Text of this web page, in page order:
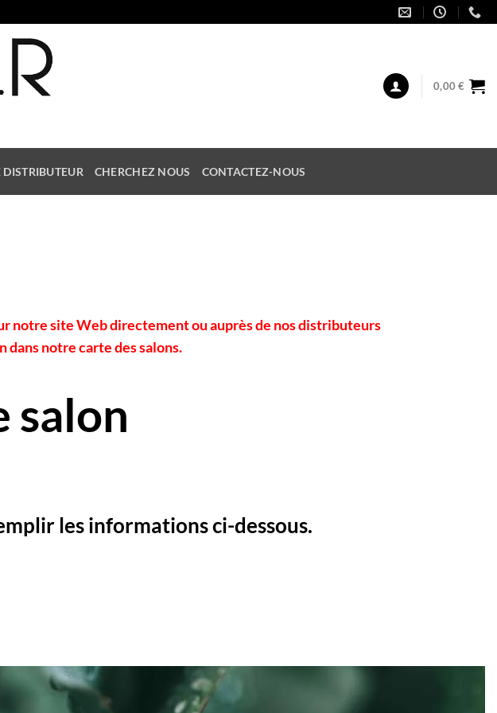
0,00€
DISTRIBUTEUR CHERCHEZ NOUS CONTACTEZ-NOUS
notre site Web directement ou auprès de nos distributeurs
notre carte des salons.
salon
les informations ci-dessous.